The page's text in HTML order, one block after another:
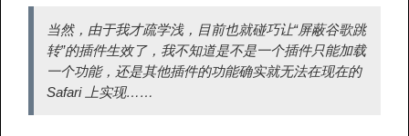
当然，由于我才疏学浅，目前也就碰巧让“屏蔽谷歌跳
转”的插件生效了，我不知道是不是一个插件只能加载
一个功能，还是其他插件的功能确实就无法在现在的
Safari 上实现……